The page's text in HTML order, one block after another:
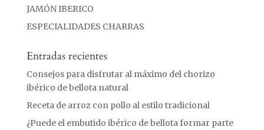
JAMÓN IBERICO
ESPECIALIDADES CHARRAS
Entradas recientes
Consejos para disfrutar al máximo del chorizo
ibérico de bellota natural
Receta de arroz con pollo al estilo tradicional
¿Puede el embutido ibérico de bellota formar parte